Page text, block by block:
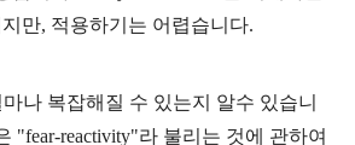
만, 적용하기는 어렵습니다.
나 복잡해질 수 있는지 알수 있습니
"fear-reactivity"라 불리는 것에 관하여